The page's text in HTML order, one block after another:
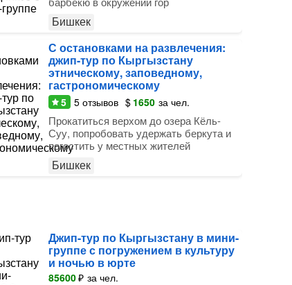
Бишкек
С остановками на развлечения:
джип-тур по Кыргызстану
этническому, заповедному,
гастрономическому
5 5отзывов $ 1650 за чел.
Прокатиться верхом до озера Кёль-
Суу, попробовать удержать беркута и
погостить у местных жителей
Бишкек
Джип-тур по Кыргызстану в мини-
группе с погружением в культуру
и ночью в юрте
85600₽ за чел.